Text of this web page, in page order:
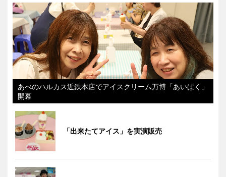
あべのハルカス近鉄本店でアイスクリーム万博「あいぱく」
開幕
「出来たてアイス」を実演販売